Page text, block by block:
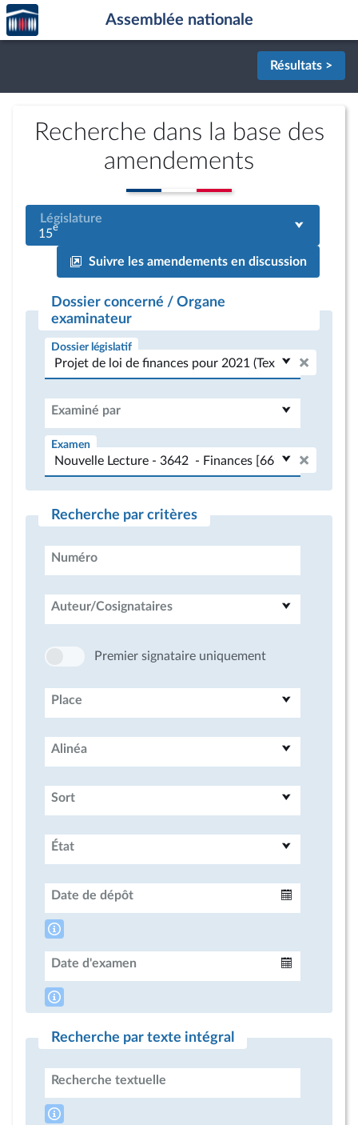
Aller au contenu
Aller en bas de la page
Accèder
à la
page
Assemblée nationale
Résultats >
Recherche dans la base des
amendements
Législature
15e
Suivre les amendements en discussion
Dossier concerné / Organe
examinateur
Dossier législatif
Examiné par
Examen
Recherche par critères
Numéro
Auteur/Cosignataires
Premier signataire uniquement
Place
Alinéa
Sort
État
Date de dépôt
Date d'examen
Recherche par texte intégral
Recherche textuelle